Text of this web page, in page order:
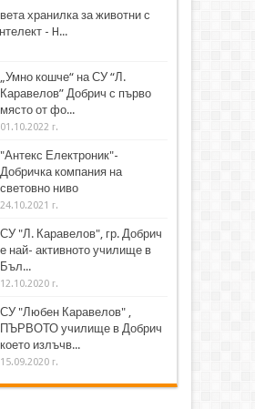
хранилка за животни с
- H...
„Умно кошче“ на СУ “Л.
Каравелов” Добрич с първо
място от фо...
01.10.2022 г.
"Антекс Електроник"-
Добричка компания на
световно ниво
24.10.2021 г.
СУ "Л. Каравелов", гр. Добрич
е най- активното училище в
Бъл...
12.10.2020 г.
СУ "Любен Каравелов" ,
ПЪРВОТО училище в Добрич
което излъчв...
15.09.2020 г.